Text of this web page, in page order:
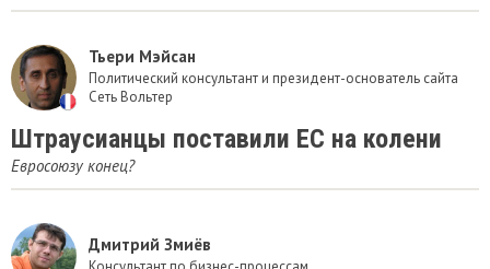
Тьери Мэйсан
Политический консультант и президент-основатель сайта
Сеть Вольтер
Штраусианцы поставили ЕС на колени
Евросоюзу конец?
Дмитрий Змиёв